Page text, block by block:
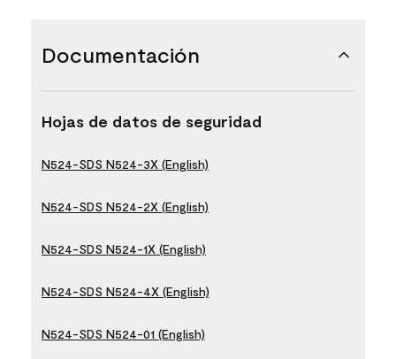
Documentación
Hojas de datos de seguridad
N524-SDS N524-3X (English)
N524-SDS N524-2X (English)
N524-SDS N524-1X (English)
N524-SDS N524-4X (English)
N524-SDS N524-01 (English)